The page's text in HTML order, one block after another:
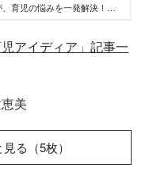
、育児の悩みを一発解決！
」育児法。やってみる価値ア
アイディア」記事一
美
る（5枚）